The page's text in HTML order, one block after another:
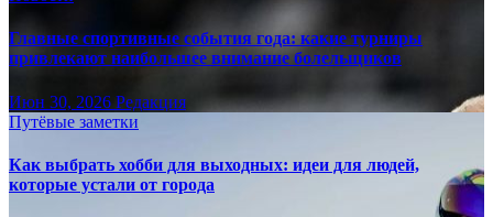
Главные спортивные события года: какие турниры
привлекают наибольшее внимание болельщиков
Июн 30, 2026 Редакция
Путёвые заметки
Как выбрать хобби для выходных: идеи для людей,
которые устали от города